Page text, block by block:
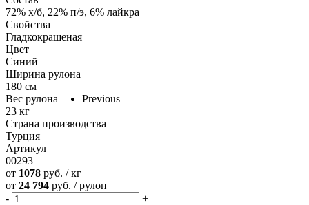
Previous
72% х/б, 22% п/э, 6% лайкра
Свойства
Гладкокрашеная
Цвет
Синий
Ширина рулона
180 см
Вес рулона
23 кг
Страна производства
Турция
Артикул
00293
от 1078 руб. / кг
от 24 794 руб. / рулон
-
+